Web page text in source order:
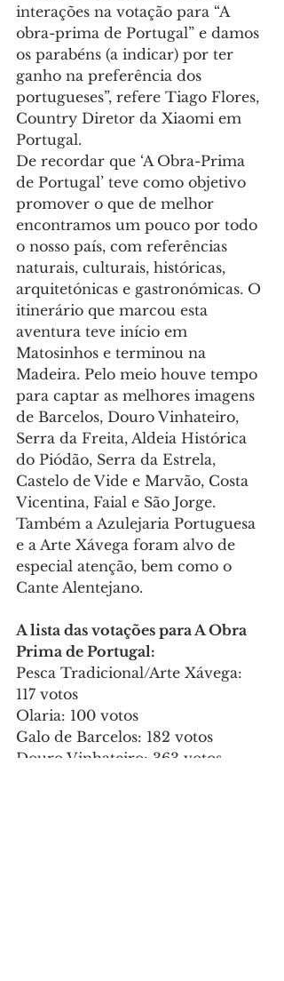
interações na votação para “A
obra-prima de Portugal” e damos
os parabéns (a indicar) por ter
ganho na preferência dos
portugueses”, refere Tiago Flores,
Country Diretor da Xiaomi em
Portugal.
De recordar que ‘A Obra-Prima
de Portugal’ teve como objetivo
promover o que de melhor
encontramos um pouco por todo
o nosso país, com referências
naturais, culturais, históricas,
arquitetónicas e gastronómicas. O
itinerário que marcou esta
aventura teve início em
Matosinhos e terminou na
Madeira. Pelo meio houve tempo
para captar as melhores imagens
de Barcelos, Douro Vinhateiro,
Serra da Freita, Aldeia Histórica
do Piódão, Serra da Estrela,
Castelo de Vide e Marvão, Costa
Vicentina, Faial e São Jorge.
Também a Azulejaria Portuguesa
e a Arte Xávega foram alvo de
especial atenção, bem como o
Cante Alentejano.
A lista das votações para A Obra
Prima de Portugal:
Pesca Tradicional/Arte Xávega:
117 votos
Olaria: 100 votos
Galo de Barcelos: 182 votos
Douro Vinhateiro: 363 votos